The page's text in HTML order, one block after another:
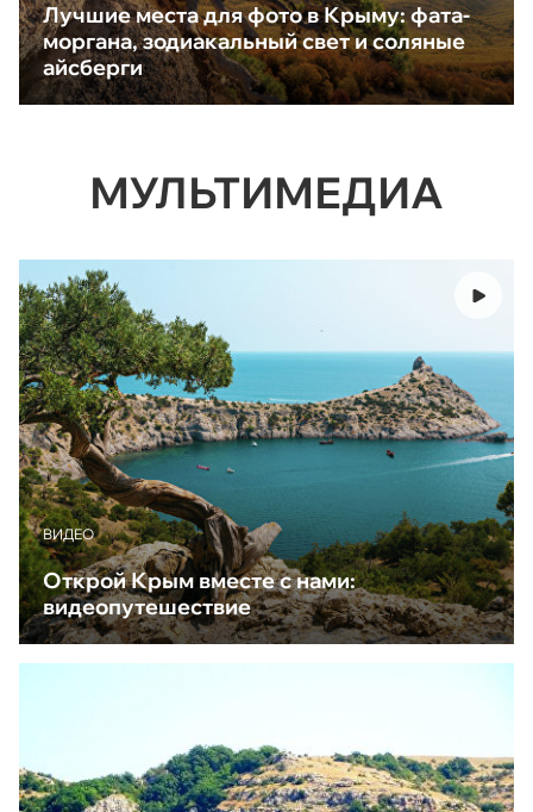
Лучшие места для фото в Крыму: фата-
моргана, зодиакальный свет и соляные
айсберги
МУЛЬТИМЕДИА
ВИДЕО
Открой Крым вместе с нами:
видеопутешествие